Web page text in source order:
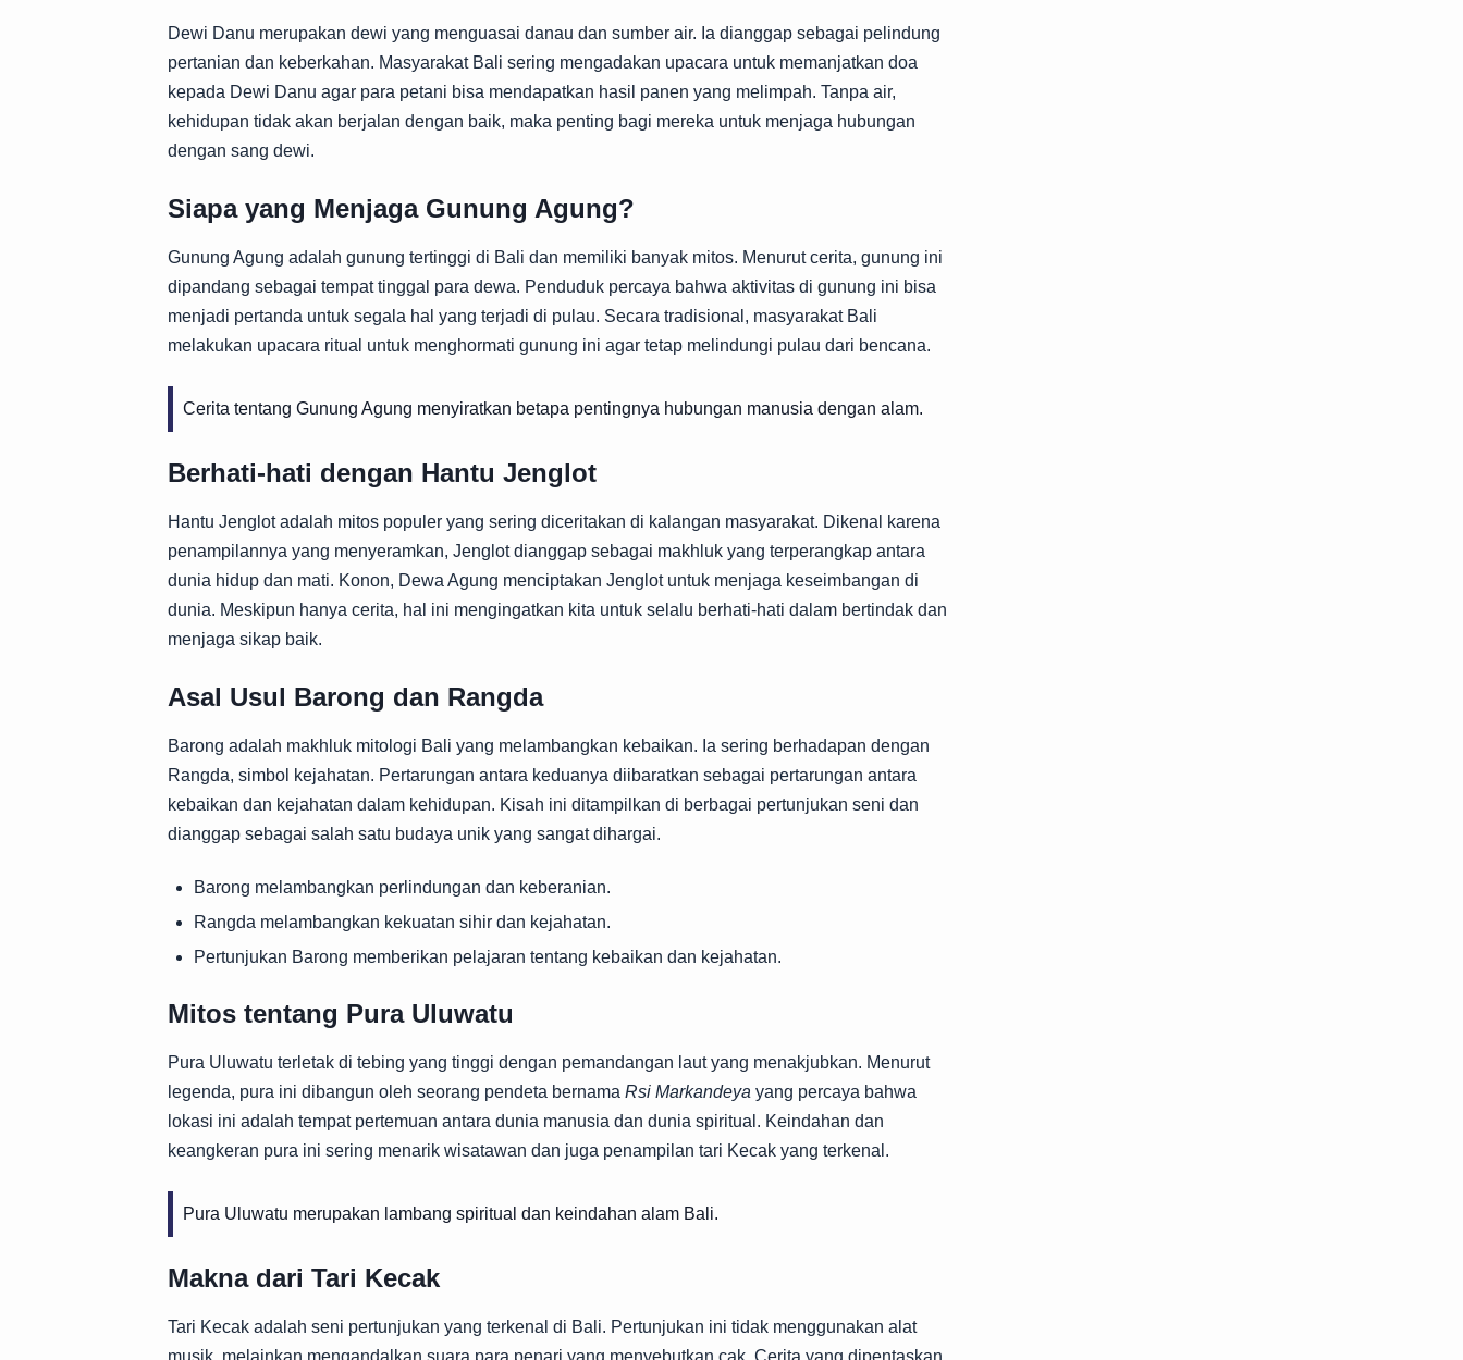
Dewi Danu merupakan dewi yang menguasai danau dan sumber air. Ia dianggap sebagai pelindung
pertanian dan keberkahan. Masyarakat Bali sering mengadakan upacara untuk memanjatkan doa
kepada Dewi Danu agar para petani bisa mendapatkan hasil panen yang melimpah. Tanpa air,
kehidupan tidak akan berjalan dengan baik, maka penting bagi mereka untuk menjaga hubungan
dengan sang dewi.
Siapa yang Menjaga Gunung Agung?
Gunung Agung adalah gunung tertinggi di Bali dan memiliki banyak mitos. Menurut cerita, gunung ini
dipandang sebagai tempat tinggal para dewa. Penduduk percaya bahwa aktivitas di gunung ini bisa
menjadi pertanda untuk segala hal yang terjadi di pulau. Secara tradisional, masyarakat Bali
melakukan upacara ritual untuk menghormati gunung ini agar tetap melindungi pulau dari bencana.
Cerita tentang Gunung Agung menyiratkan betapa pentingnya hubungan manusia dengan alam.
Berhati-hati dengan Hantu Jenglot
Hantu Jenglot adalah mitos populer yang sering diceritakan di kalangan masyarakat. Dikenal karena
penampilannya yang menyeramkan, Jenglot dianggap sebagai makhluk yang terperangkap antara
dunia hidup dan mati. Konon, Dewa Agung menciptakan Jenglot untuk menjaga keseimbangan di
dunia. Meskipun hanya cerita, hal ini mengingatkan kita untuk selalu berhati-hati dalam bertindak dan
menjaga sikap baik.
Asal Usul Barong dan Rangda
Barong adalah makhluk mitologi Bali yang melambangkan kebaikan. Ia sering berhadapan dengan
Rangda, simbol kejahatan. Pertarungan antara keduanya diibaratkan sebagai pertarungan antara
kebaikan dan kejahatan dalam kehidupan. Kisah ini ditampilkan di berbagai pertunjukan seni dan
dianggap sebagai salah satu budaya unik yang sangat dihargai.
Barong melambangkan perlindungan dan keberanian.
Rangda melambangkan kekuatan sihir dan kejahatan.
Pertunjukan Barong memberikan pelajaran tentang kebaikan dan kejahatan.
Mitos tentang Pura Uluwatu
Pura Uluwatu terletak di tebing yang tinggi dengan pemandangan laut yang menakjubkan. Menurut
legenda, pura ini dibangun oleh seorang pendeta bernama Rsi Markandeya yang percaya bahwa
lokasi ini adalah tempat pertemuan antara dunia manusia dan dunia spiritual. Keindahan dan
keangkeran pura ini sering menarik wisatawan dan juga penampilan tari Kecak yang terkenal.
Pura Uluwatu merupakan lambang spiritual dan keindahan alam Bali.
Makna dari Tari Kecak
Tari Kecak adalah seni pertunjukan yang terkenal di Bali. Pertunjukan ini tidak menggunakan alat
musik, melainkan mengandalkan suara para penari yang menyebutkan cak. Cerita yang dipentaskan